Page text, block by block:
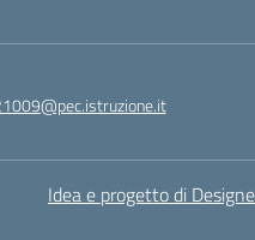
Idea e progetto di